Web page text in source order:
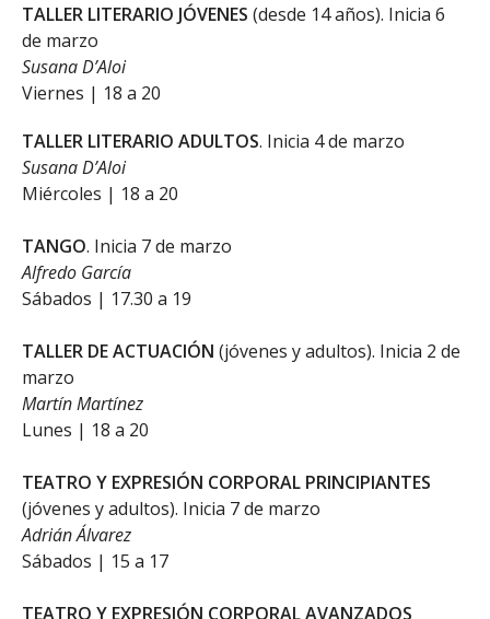
TALLER LITERARIO JÓVENES (desde 14 años). Inicia 6
de marzo
Susana D’Aloi
Viernes | 18 a 20
TALLER LITERARIO ADULTOS. Inicia 4 de marzo
Susana D’Aloi
Miércoles | 18 a 20
TANGO. Inicia 7 de marzo
Alfredo García
Sábados | 17.30 a 19
TALLER DE ACTUACIÓN (jóvenes y adultos). Inicia 2 de
marzo
Martín Martínez
Lunes | 18 a 20
TEATRO Y EXPRESIÓN CORPORAL PRINCIPIANTES
(jóvenes y adultos). Inicia 7 de marzo
Adrián Álvarez
Sábados | 15 a 17
TEATRO Y EXPRESIÓN CORPORAL AVANZADOS